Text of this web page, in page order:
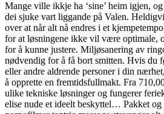
Mange ville ikkje ha ‘sine’ heim igjen,
dei sjuke vart liggande på Valen.
over at når alt nå endres i et
for at løsningene ikke vil være optimale,
for å kunne justere. Miljøsanering av
nødvendig for å få bort smitten. Hvis du
eller andre aldrende personer i din
å opprette en fremtidsfullmakt. Fra
ulike tekniske løsninger og fungerer
elise nude et ideelt beskyttel… Pakket og